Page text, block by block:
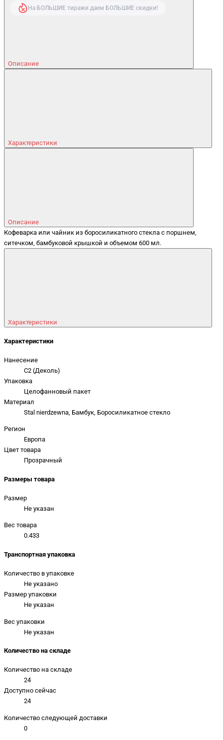
На БОЛЬШИЕ тиражи даем БОЛЬШИЕ скидки!
Описание
Характеристики
Описание
Кофеварка или чайник из боросиликатного стекла с поршнем,
ситечком, бамбуковой крышкой и объемом 600 мл.
Характеристики
Характеристики
Нанесение
C2 (Деколь)
Упаковка
Целофанновый пакет
Материал
Stal nierdzewna, Бамбук, Боросиликатное стекло
Регион
Европа
Цвет товара
Прозрачный
Размеры товара
Размер
Не указан
Вес товара
0.433
Транспортная упаковка
Количество в упаковке
Не указано
Размер упаковки
Не указан
Вес упаковки
Не указан
Количество на складе
Количество на складе
24
Доступно сейчас
24
Количество следующей доставки
0